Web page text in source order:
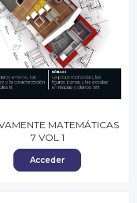
MATEMÁTICAS
7 VOL 1
Acceder